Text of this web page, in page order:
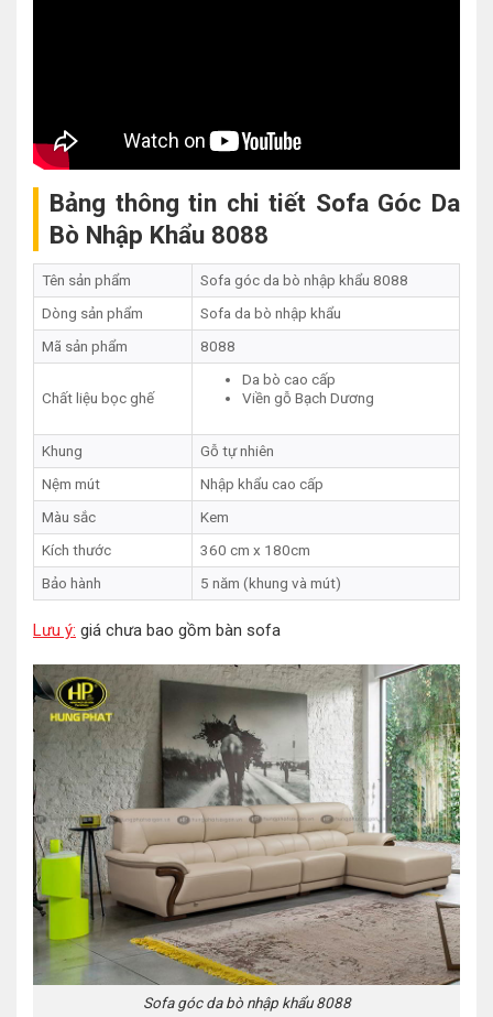
Bảng thông tin chi tiết Sofa Góc Da
Bò Nhập Khẩu 8088
Tên sản phẩm
Sofa góc da bò nhập khẩu 8088
Dòng sản phẩm
Sofa da bò nhập khẩu
Mã sản phẩm
8088
Chất liệu bọc ghế
Da bò cao cấp
Viền gỗ Bạch Dương
Khung
Gỗ tự nhiên
Nệm mút
Nhập khẩu cao cấp
Màu sắc
Kem
Kích thước
360 cm x 180cm
Bảo hành
5 năm (khung và mút)
Lưu ý: giá chưa bao gồm bàn sofa
Sofa góc da bò nhập khẩu 8088